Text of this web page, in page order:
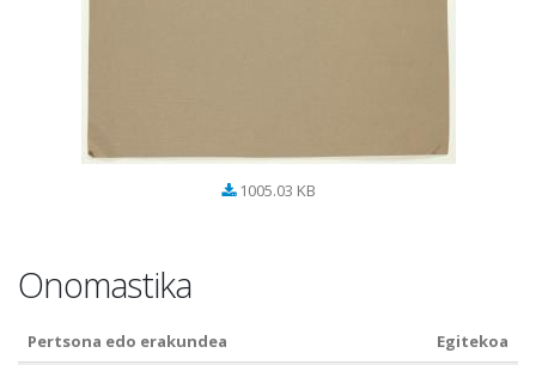
1005.03 KB
Onomastika
Pertsona edo erakundea Egitekoa